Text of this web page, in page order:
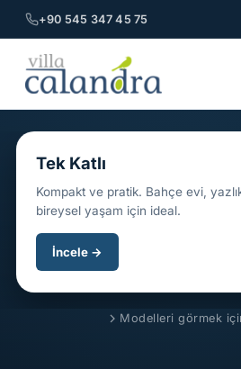
+90 545 347 45 75
EKONOMIK
Tek Katlı
Kompakt ve pratik. Bahçe evi,
bireysel yaşam için ideal.
İncele →
Modelleri görmek